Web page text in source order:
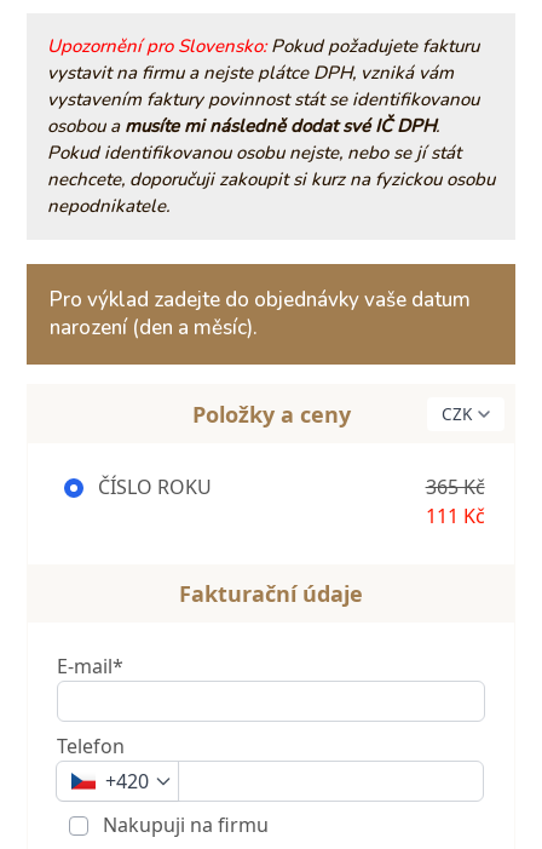
Upozornění pro Slovensko:Pokud požadujete fakturu
vystavit na firmu a nejste plátce DPH, vzniká vám
vystavením faktury povinnost stát se identifikovanou
osobou a musíte mi následně dodat své IČ DPH.
Pokud identifikovanou osobu nejste, nebo se jí stát
nechcete, doporučuji zakoupit si kurz na fyzickou osobu
nepodnikatele.
Pro výklad zadejte do objednávky vaše datum
narození (den a měsíc).
Položky a ceny
ČÍSLO ROKU
365 Kč
111 Kč
Fakturační údaje
E-mail*
Telefon
+420
Nakupuji na firmu